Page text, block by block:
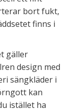
bort fukt,
finns i
gäller
design med
sängkläder i
kan
istället ha